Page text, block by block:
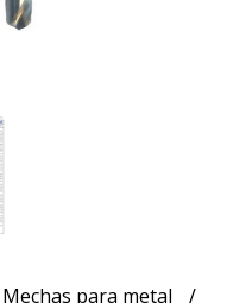
Mechas para metal